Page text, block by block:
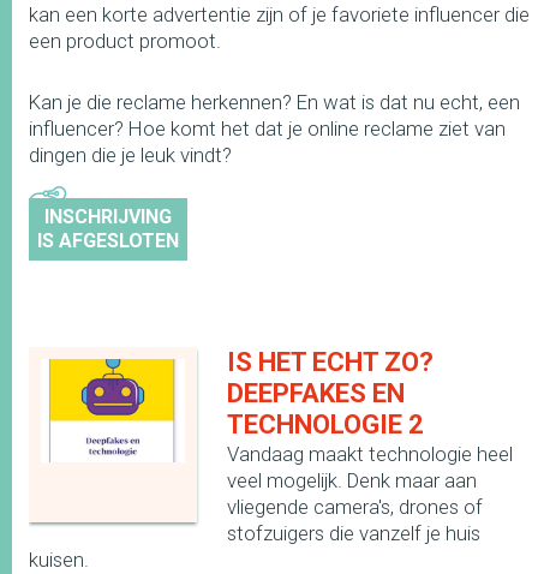
kan een korte advertentie zijn of je favoriete influencer die
een product promoot.
Kan je die reclame herkennen? En wat is dat nu echt, een
influencer? Hoe komt het dat je online reclame ziet van
dingen die je leuk vindt?
INSCHRIJVING
IS AFGESLOTEN
IS HET ECHT ZO?
DEEPFAKES EN
TECHNOLOGIE 2
Vandaag maakt technologie heel
veel mogelijk. Denk maar aan
vliegende camera's, drones of
stofzuigers die vanzelf je huis
kuisen.